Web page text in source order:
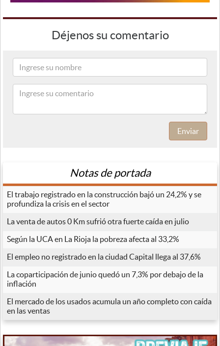
Déjenos su comentario
Enviar
Notas de portada
El trabajo registrado en la construcción bajó un 24,2% y se
profundiza la crisis en el sector
La venta de autos 0 Km sufrió otra fuerte caída en julio
Según la UCA en La Rioja la pobreza afecta al 33,2%
El empleo no registrado en la ciudad Capital llega al 37,6%
La coparticipación de junio quedó un 7,3% por debajo de la
inflación
El mercado de los usados acumula un año completo con caída
en las ventas